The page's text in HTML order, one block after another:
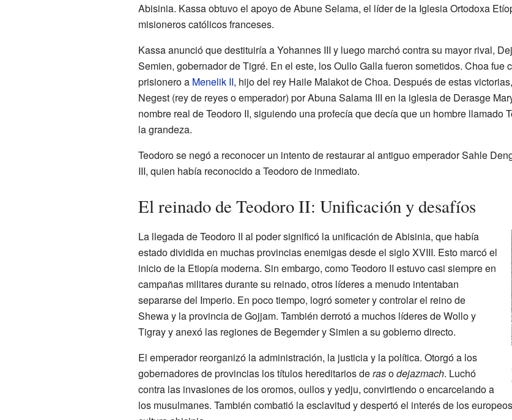
Abisinia. Kassa obtuvo el apoyo de Abune Selama, el líder de la Iglesia Ortodoxa
misioneros católicos franceses.
Kassa anunció que destituiría a Yohannes III y luego marchó contra su mayor rival,
Semien, gobernador de Tigré. En el este, los Oullo Galla fueron sometidos. Choa fue
prisionero a Menelik II, hijo del rey Haile Malakot de Choa. Después de estas
Negest (rey de reyes o emperador) por Abuna Salama III en la iglesia de Derasge
nombre real de Teodoro II, siguiendo una profecía que decía que un hombre llamado
la grandeza.
Teodoro se negó a reconocer un intento de restaurar al antiguo emperador Sahle
III, quien había reconocido a Teodoro de inmediato.
El reinado de Teodoro II: Unificación y desafíos
La llegada de Teodoro II al poder significó la unificación de Abisinia, que había
estado dividida en muchas provincias enemigas desde el siglo XVIII. Esto marcó el
inicio de la Etiopía moderna. Sin embargo, como Teodoro II estuvo casi siempre en
campañas militares durante su reinado, otros líderes a menudo intentaban
separarse del Imperio. En poco tiempo, logró someter y controlar el reino de
Shewa y la provincia de Gojjam. También derrotó a muchos líderes de Wollo y
Tigray y anexó las regiones de Begemder y Simien a su gobierno directo.
El emperador reorganizó la administración, la justicia y la política. Otorgó a los
gobernadores de provincias los títulos hereditarios derasodejazmach. Luchó
contra las invasiones de los oromos, oullos y yedju, convirtiendo o encarcelando a
los musulmanes. También combatió la esclavitud y despertó el interés de los